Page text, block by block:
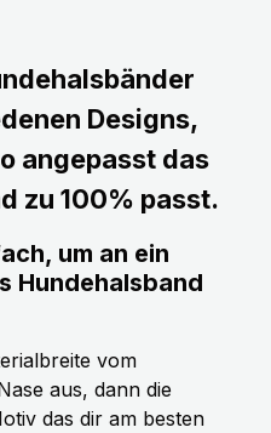
Designs,
angepasst das
zu 100% passt.
um an ein
Hundehalsband
vom
aus, dann die
das dir am besten